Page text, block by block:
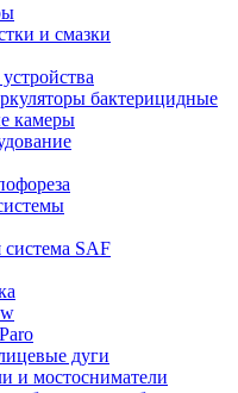
и смазки
бактерицидные
камеры
SAF
дуги
и мостосниматели